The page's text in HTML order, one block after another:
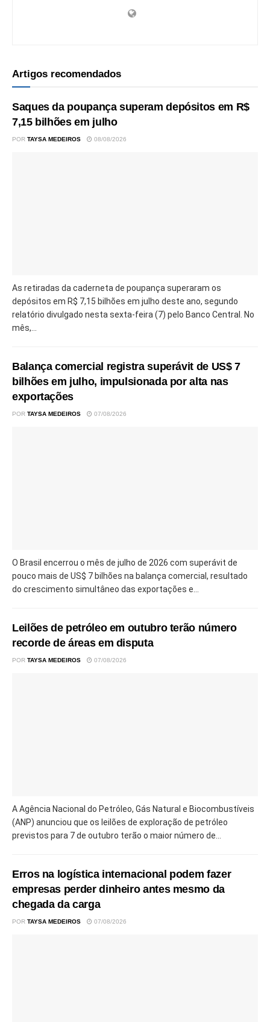
Artigos recomendados
Saques da poupança superam depósitos em R$
7,15 bilhões em julho
POR TAYSA MEDEIROS 08/08/2026
As retiradas da caderneta de poupança superaram os
depósitos em R$ 7,15 bilhões em julho deste ano, segundo
relatório divulgado nesta sexta-feira (7) pelo Banco Central. No
mês,...
Balança comercial registra superávit de US$ 7
bilhões em julho, impulsionada por alta nas
exportações
POR TAYSA MEDEIROS 07/08/2026
O Brasil encerrou o mês de julho de 2026 com superávit de
pouco mais de US$ 7 bilhões na balança comercial, resultado
do crescimento simultâneo das exportações e...
Leilões de petróleo em outubro terão número
recorde de áreas em disputa
POR TAYSA MEDEIROS 07/08/2026
A Agência Nacional do Petróleo, Gás Natural e Biocombustíveis
(ANP) anunciou que os leilões de exploração de petróleo
previstos para 7 de outubro terão o maior número de...
Erros na logística internacional podem fazer
empresas perder dinheiro antes mesmo da
chegada da carga
POR TAYSA MEDEIROS 07/08/2026